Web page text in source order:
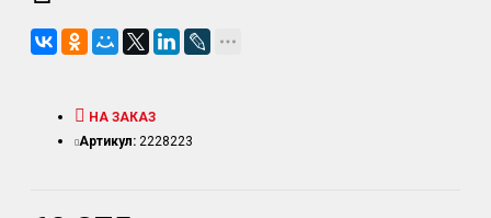
НА ЗАКАЗ
Артикул: 2228223